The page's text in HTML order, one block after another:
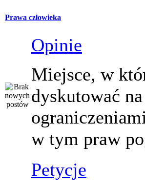
Prawa człowieka
Opinie
Miejsce, w
dyskutować
w tym praw
Petycje